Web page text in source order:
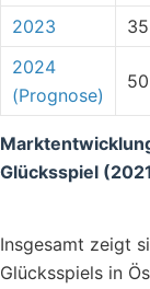
Glücksspiel
2023
35
2024
(Prognose)
50
Insgesamt zeigt
Glücksspiels in